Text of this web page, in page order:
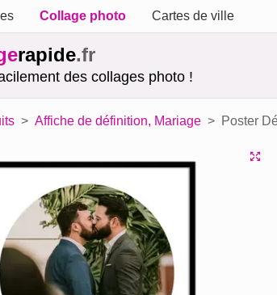
Collage photo Cartes de ville
rapide.fr
des collages photo !
Affiche de définition, Mariage Poster